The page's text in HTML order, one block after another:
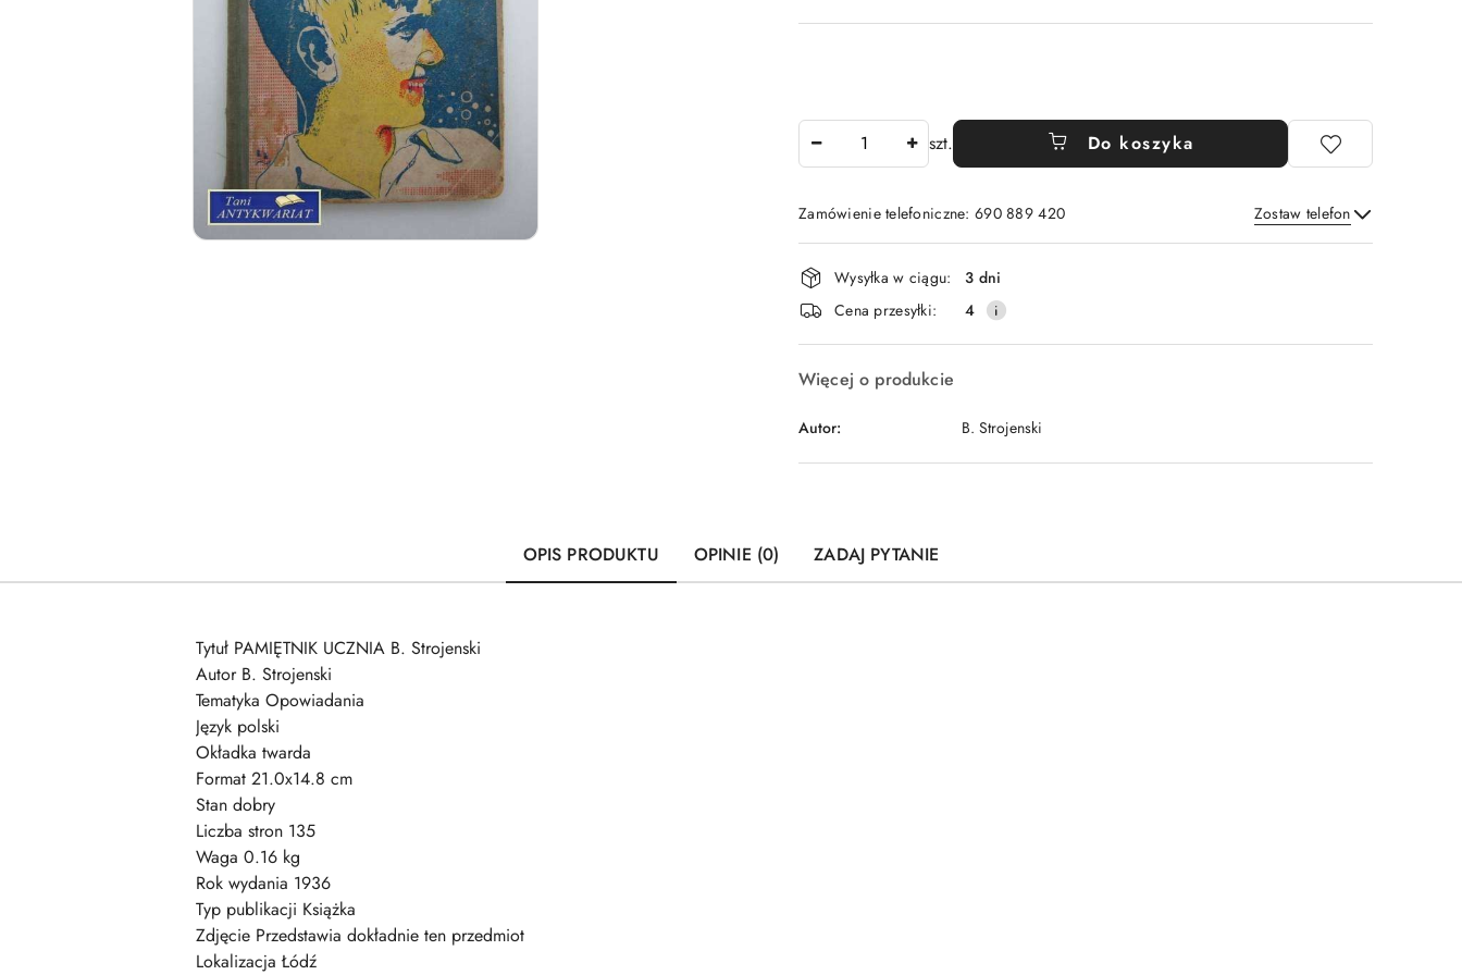
szt. Do koszyka
Zamówienie telefoniczne: 690 889 420 Zostaw telefon
Wyślij
Dostępność
i
dostawa
Wysyłka w ciągu:
3 dni
Cena przesyłki:
4
Więcej o produkcie
Autor: B. Strojenski
OPIS PRODUKTU OPINIE (0) ZADAJ PYTANIE
Tytuł PAMIĘTNIK UCZNIA B. Strojenski
Autor B. Strojenski
Tematyka Opowiadania
Język polski
Okładka twarda
Format 21.0x14.8 cm
Stan dobry
Liczba stron 135
Waga 0.16 kg
Rok wydania 1936
Typ publikacji Książka
Zdjęcie Przedstawia dokładnie ten przedmiot
Lokalizacja Łódź